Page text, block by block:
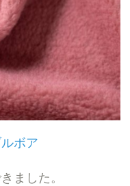
ボア
ました。